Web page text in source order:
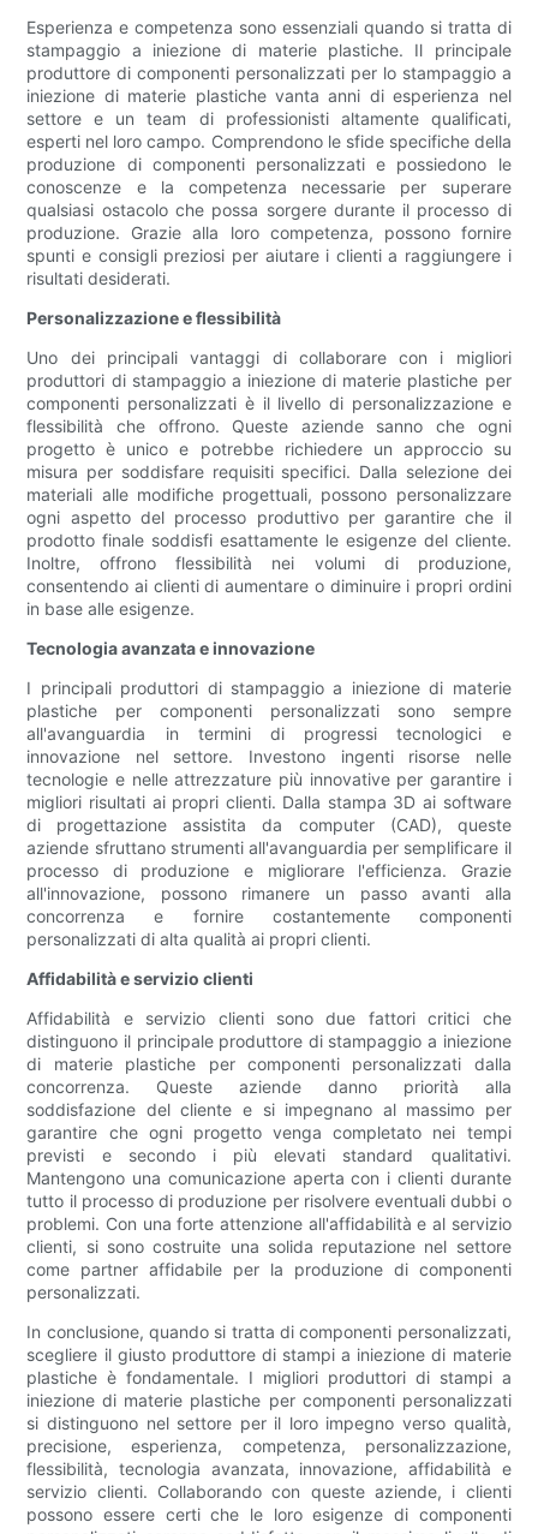
Esperienza e competenza sono essenziali quando si tratta di
stampaggio a iniezione di materie plastiche. Il principale
produttore di componenti personalizzati per lo stampaggio a
iniezione di materie plastiche vanta anni di esperienza nel
settore e un team di professionisti altamente qualificati,
esperti nel loro campo. Comprendono le sfide specifiche della
produzione di componenti personalizzati e possiedono le
conoscenze e la competenza necessarie per superare
qualsiasi ostacolo che possa sorgere durante il processo di
produzione. Grazie alla loro competenza, possono fornire
spunti e consigli preziosi per aiutare i clienti a raggiungere i
risultati desiderati.
Personalizzazione e flessibilità
Uno dei principali vantaggi di collaborare con i migliori
produttori di stampaggio a iniezione di materie plastiche per
componenti personalizzati è il livello di personalizzazione e
flessibilità che offrono. Queste aziende sanno che ogni
progetto è unico e potrebbe richiedere un approccio su
misura per soddisfare requisiti specifici. Dalla selezione dei
materiali alle modifiche progettuali, possono personalizzare
ogni aspetto del processo produttivo per garantire che il
prodotto finale soddisfi esattamente le esigenze del cliente.
Inoltre, offrono flessibilità nei volumi di produzione,
consentendo ai clienti di aumentare o diminuire i propri ordini
in base alle esigenze.
Tecnologia avanzata e innovazione
I principali produttori di stampaggio a iniezione di materie
plastiche per componenti personalizzati sono sempre
all'avanguardia in termini di progressi tecnologici e
innovazione nel settore. Investono ingenti risorse nelle
tecnologie e nelle attrezzature più innovative per garantire i
migliori risultati ai propri clienti. Dalla stampa 3D ai software
di progettazione assistita da computer (CAD), queste
aziende sfruttano strumenti all'avanguardia per semplificare il
processo di produzione e migliorare l'efficienza. Grazie
all'innovazione, possono rimanere un passo avanti alla
concorrenza e fornire costantemente componenti
personalizzati di alta qualità ai propri clienti.
Affidabilità e servizio clienti
Affidabilità e servizio clienti sono due fattori critici che
distinguono il principale produttore di stampaggio a iniezione
di materie plastiche per componenti personalizzati dalla
concorrenza. Queste aziende danno priorità alla
soddisfazione del cliente e si impegnano al massimo per
garantire che ogni progetto venga completato nei tempi
previsti e secondo i più elevati standard qualitativi.
Mantengono una comunicazione aperta con i clienti durante
tutto il processo di produzione per risolvere eventuali dubbi o
problemi. Con una forte attenzione all'affidabilità e al servizio
clienti, si sono costruite una solida reputazione nel settore
come partner affidabile per la produzione di componenti
personalizzati.
In conclusione, quando si tratta di componenti personalizzati,
scegliere il giusto produttore di stampi a iniezione di materie
plastiche è fondamentale. I migliori produttori di stampi a
iniezione di materie plastiche per componenti personalizzati
si distinguono nel settore per il loro impegno verso qualità,
precisione, esperienza, competenza, personalizzazione,
flessibilità, tecnologia avanzata, innovazione, affidabilità e
servizio clienti. Collaborando con queste aziende, i clienti
possono essere certi che le loro esigenze di componenti